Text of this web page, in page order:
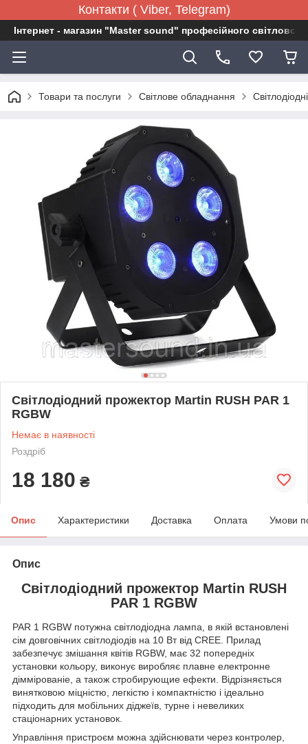
Контакти ( Viber, Telegram)
Інтернет - магазин "Master sound" професійного
Товари та послуги Світлове обладнання
Світлодіодний прожектор Martin RUSH PAR 1
RGBW
Немає в наявності
Роздріб
18 180 ₴
Опис Характеристики Доставка Оплата Умови
Опис
Світлодіодний прожектор Martin RUSH
PAR 1 RGBW
PAR 1 RGBW потужна світлодіодна лампа, в якій встановлені
сім довговічних світлодіодів на 10 Вт від CREE. Прилад
забезпечує змішання квітів RGBW, має 32 попередніх
установки кольору, виконує виробляє плавне електронне
діммірованіе, а також стробирующие ефекти. Відрізняється
винятковою міцністю, легкістю і компактністю і ідеально
підходить для мобільних діджеїв, турне і невеликих
стаціонарних установок.
Управління пристроєм можна здійснювати через контролер,